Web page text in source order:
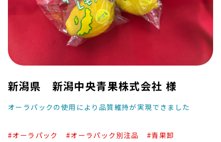
新潟県 新潟中央青果株式会社 様
オーラパックの使用により品質維持が実現できました
#オーラパック #オーラパック別注品
#青果卸